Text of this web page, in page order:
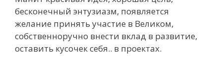
бесконечный энтузиазм, появляется
желание принять участие в Великом,
собственноручно внести вклад в развитие,
оставить кусочек себя.. в проектах.